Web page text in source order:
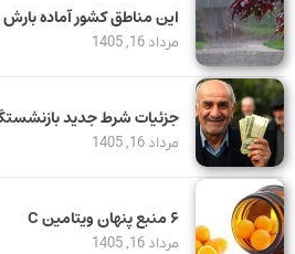
این مناطق کشور آماده بارش
مرداد 16, 1405
جزئیات شرط جدید
مرداد 16, 1405
۶ منبع پنهان ویتامین C
مرداد 16, 1405